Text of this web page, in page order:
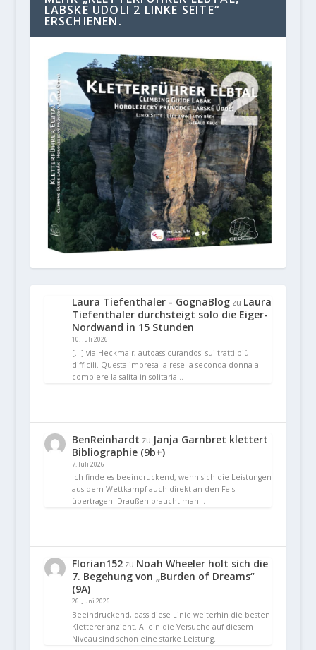
LABSKE UDOLI 2 LINKE SEITE“
ERSCHIENEN.
Laura Tiefenthaler - GognaBlogzu Laura
Tiefenthaler durchsteigt solo die Eiger-
Nordwand in 15 Stunden
10. Juli 2026
[…] via Heckmair, autoassicurandosi sui tratti più
difficili. Questa impresa la rese la seconda donna a
compiere la salita in solitaria…
BenReinhardt zu Janja Garnbret klettert
Bibliographie (9b+)
7. Juli 2026
Ich finde es beeindruckend, wenn sich die Leistungen
aus dem Wettkampf auch direkt an den Fels
übertragen. Draußen braucht man…
Florian152zu Noah Wheeler holt sich die
7. Begehung von „Burden of Dreams“
(9A)
26. Juni 2026
Beeindruckend, dass diese Linie weiterhin die besten
Kletterer anzieht. Allein die Versuche auf diesem
Niveau sind schon eine starke Leistung.…